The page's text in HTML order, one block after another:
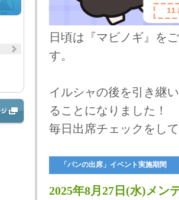
日頃は『マビノギ』を
す。
イルシャの後を引き継
ることになりました！
毎日出席チェックをし
「パンの出席」イベント実施期間
2025年8月27日(水)メン